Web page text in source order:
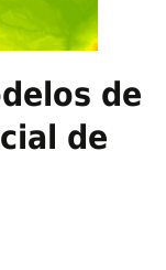
de
de